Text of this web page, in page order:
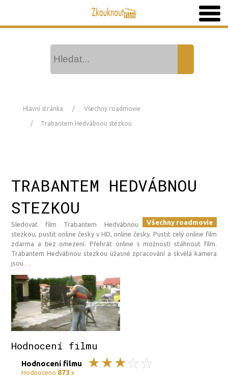
Hlavní stránka Všechny roadmovie
Trabantem Hedvábnou stezkou
TRABANTEM HEDVÁBNOU
STEZKOU
Všechny roadmovie
Sledovat film Trabantem Hedvábnou
stezkou, pustit online česky v HD, online česky. Pustit celý online film
zdarma a bez omezení. Přehrát online s možností stáhnout film.
Trabantem Hedvábnou stezkou úžasné zpracování a skvělá kamera
jsou
Hodnocení filmu
Hodnocení filmu
Hodnoceno 873x